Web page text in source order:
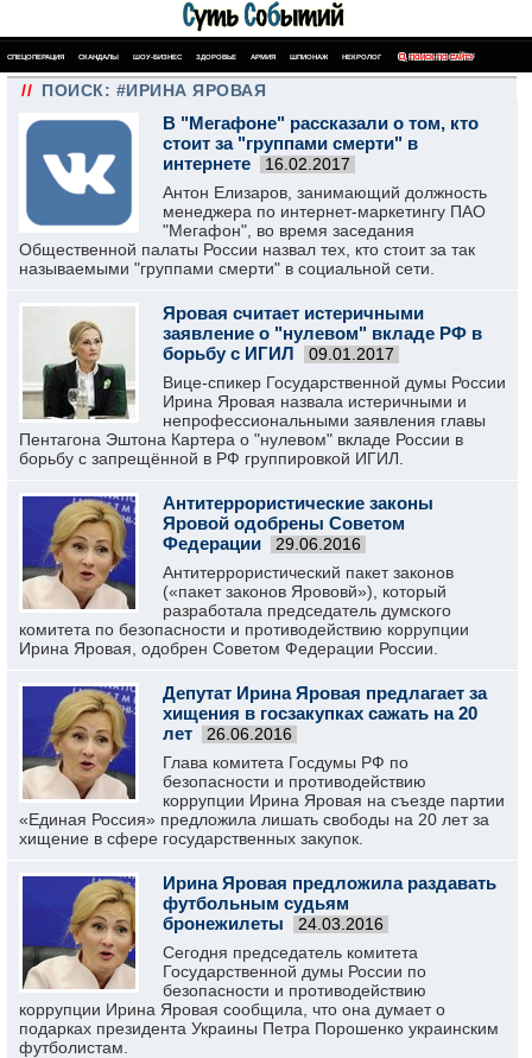
СПЕЦОПЕРАЦИЯ СКАНДАЛЫ ШОУ-БИЗНЕС ЗДОРОВЬЕ АРМИЯ ШПИОНАЖ НЕКРОЛОГ ПОИСК ПО САЙТУ
// ПОИСК: #ИРИНА ЯРОВАЯ
В "Мегафоне" рассказали о том, кто
стоит за "группами смерти" в
интернете
16.02.2017
Антон Елизаров, занимающий должность
менеджера по интернет-маркетингу ПАО
"Мегафон", во время заседания
Общественной палаты России назвал тех, кто стоит за так
называемыми "группами смерти" в социальной сети.
Яровая считает истеричными
заявление о "нулевом" вкладе РФ в
борьбу с ИГИЛ
09.01.2017
Вице-спикер Государственной думы России
Ирина Яровая назвала истеричными и
непрофессиональными заявления главы
Пентагона Эштона Картера о "нулевом" вкладе России в
борьбу с запрещённой в РФ группировкой ИГИЛ.
Антитеррористические законы
Яровой одобрены Советом
Федерации
29.06.2016
Антитеррористический пакет законов
(«пакет законов Ярововй»), который
разработала председатель думского
комитета по безопасности и противодействию коррупции
Ирина Яровая, одобрен Советом Федерации России.
Депутат Ирина Яровая предлагает за
хищения в госзакупках сажать на 20
лет
26.06.2016
Глава комитета Госдумы РФ по
безопасности и противодействию
коррупции Ирина Яровая на съезде партии
«Единая Россия» предложила лишать свободы на 20 лет за
хищение в сфере государственных закупок.
Ирина Яровая предложила раздавать
футбольным судьям
бронежилеты
24.03.2016
Сегодня председатель комитета
Государственной думы России по
безопасности и противодействию
коррупции Ирина Яровая сообщила, что она думает о
подарках президента Украины Петра Порошенко украинским
футболистам.